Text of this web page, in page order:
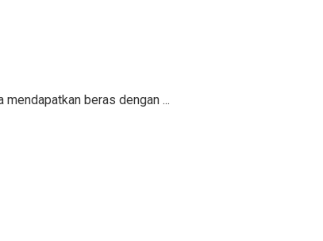
beras dengan ...